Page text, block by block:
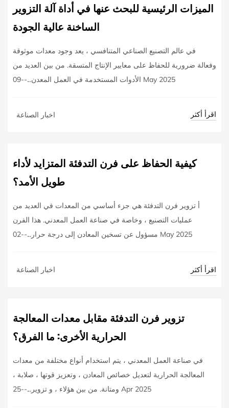
الميزات الرئيسية للبحث عنها في أداة آلة التزوير
الساخنة عالية الجودة
في عالم التصنيع الصناعي المتنافسي ، يعد وجود معدات موثوقة
وفعالة ضرورية للحفاظ على معايير الإنتاج المتسقة. من بين العديد من
الأدوات المستخدمة في العمل المعدن...--09 May 2025
اخبار الصناعة اقرأ أكثر
كيفية الحفاظ على فرن التدفئة المتزايد لأداء
طويل الأمد؟
أ تزوير فرن التدفئة هي جزء أساسي من المعدات في العديد من
عمليات التصنيع ، وخاصة في صناعة العمل المعدني. هذا الفرن
مسؤول عن تسخين المعادن إلى درجة حرار...--02 May 2025
اخبار الصناعة اقرأ أكثر
تزوير فرن التدفئة مقابل معدات المعالجة
الحرارية الأخرى: ما الفرق؟
في صناعة العمل المعدني ، يتم استخدام أنواع مختلفة من معدات
المعالجة الحرارية لتعديل خصائص المعادن ، وتعزيز قوتها ، صلابة ،
ومتانة. من بين هؤلاء ، و تزوير...--25 Apr 2025